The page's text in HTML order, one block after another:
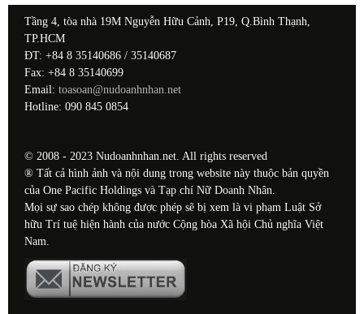
Tầng 4, tòa nhà 19M Nguyễn Hữu Cảnh, P19, Q.Bình Thạnh,
TP.HCM
ĐT: +84 8 35140686 / 35140687
Fax: +84 8 35140699
Email: toasoan@nudoanhnhan.net
Hotline: 090 845 0854
© 2008 - 2023 Nudoanhnhan.net. All rights reserved
® Tất cả hình ảnh và nội dung trong website này thuộc bản quyền
của One Pacific Holdings và Tạp chí Nữ Doanh Nhân.
Mọi sự sao chép không được phép sẽ bị xem là vi phạm Luật Sở
hữu Trí tuệ hiện hành của nước Cộng hòa Xã hội Chủ nghĩa Việt
Nam.